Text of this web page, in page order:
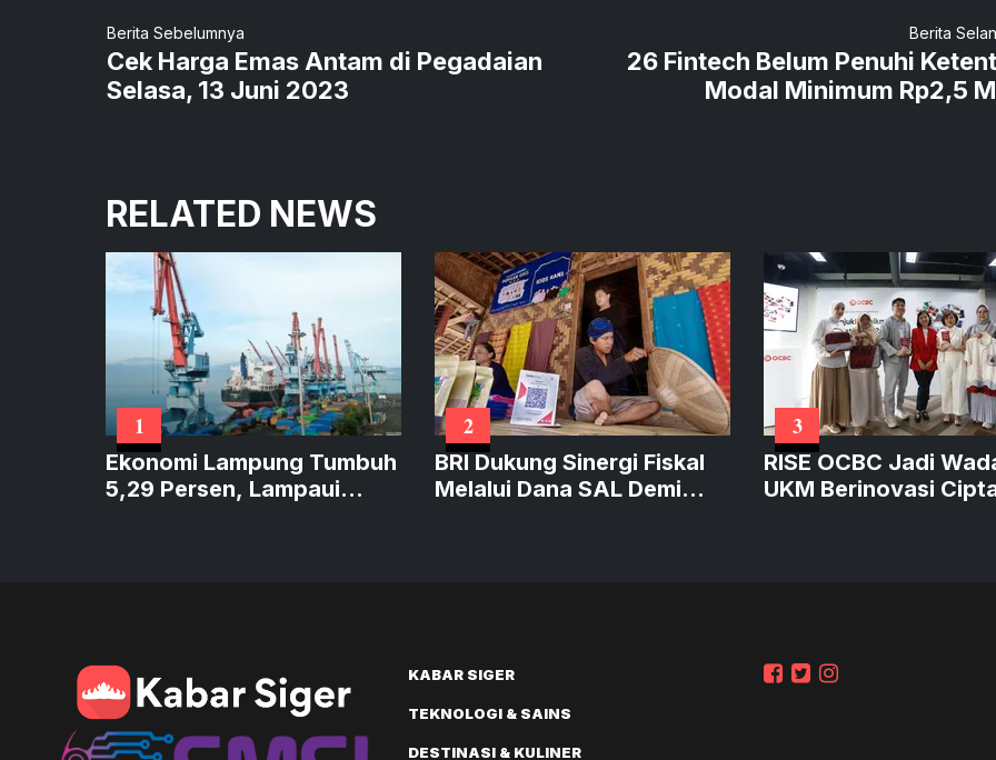
Berita Sebelumnya
Cek Harga Emas Antam di Pegadaian
Selasa, 13 Juni 2023
Berita
26 Fintech Belum Penuhi
Modal Minimum Rp2,5
RELATED NEWS
1
Ekonomi Lampung Tumbuh
5,29 Persen, Lampaui
2
BRI Dukung Sinergi Fiskal
Melalui Dana SAL Demi
3
RISE OCBC Jadi
UKM Berinovasi
KABAR SIGER
TEKNOLOGI & SAINS
DESTINASI & KULINER